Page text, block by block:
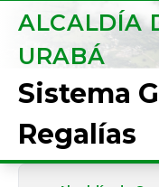
ALCALDÍA
URABÁ
Sistema
Regalías